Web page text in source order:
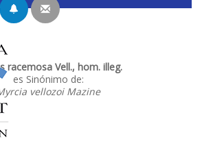
racemosa Vell., hom. illeg.
es Sinónimo de:
vellozoi Mazine